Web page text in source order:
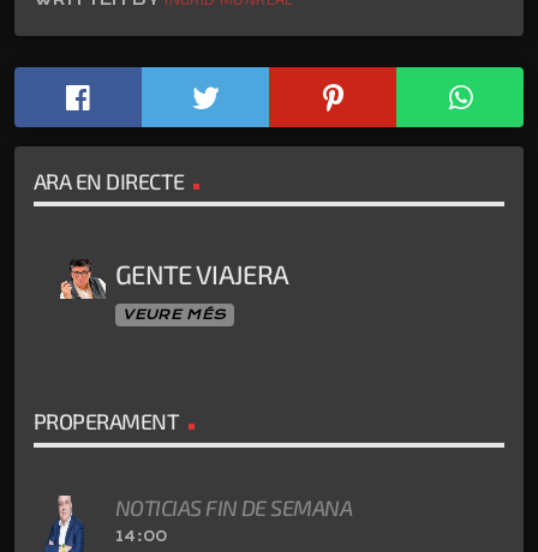
ARA EN DIRECTE
GENTE VIAJERA
VEURE MÉS
PROPERAMENT
NOTICIAS FIN DE SEMANA
14:00